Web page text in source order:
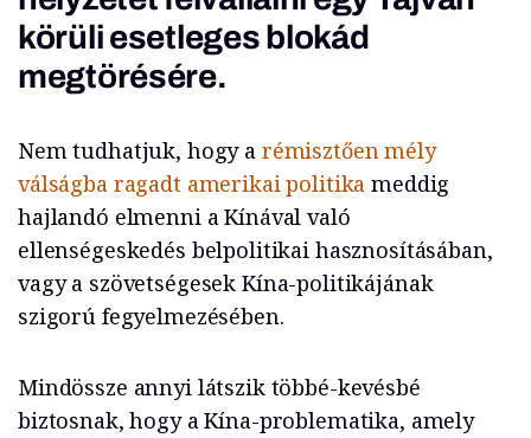
körüli esetleges blokád
megtörésére.
Nem tudhatjuk, hogy a rémisztően mély
válságba ragadt amerikai politika meddig
hajlandó elmenni a Kínával való
ellenségeskedés belpolitikai hasznosításában,
vagy a szövetségesek Kína-politikájának
szigorú fegyelmezésében.
Mindössze annyi látszik többé-kevésbé
biztosnak, hogy a Kína-problematika, amely